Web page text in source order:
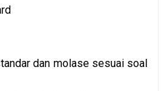
dan molase sesuai soal